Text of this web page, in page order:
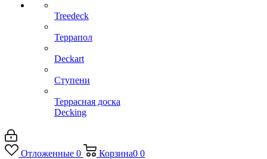
Treedeck
Террапол
Deckart
Ступени
Террасная доска
Decking
Отложенные 0 Корзина0 0